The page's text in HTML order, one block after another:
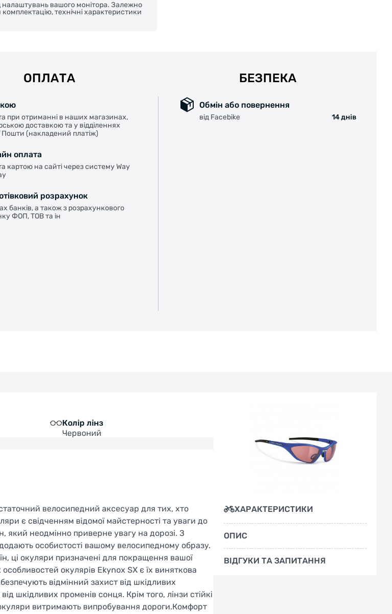
налаштувань вашого монітора. Залежно
технічні характеристики
ОПЛАТА
при отриманні в наших магазинах,
доставкою та у відділеннях
Пошти (накладений платіж)
оплата
картою на сайті через систему Way
розрахунок
банків, а також з розрахункового
ФОП, ТОВ та ін
БЕЗПЕКА
Обмін або повернення
від Facebike 14 днів
Колір лінз
Червоний
велосипедний аксесуар для тих, хто
є свідченням відомої майстерності та уваги до
який неодмінно приверне увагу на дорозі. З
особистості вашому велосипедному образу.
ці окуляри призначені для покращення вашої
окулярів Ekynox SX є їх виняткова
відмінний захист від шкідливих
шкідливих променів сонця. Крім того, лінзи стійкі
витримають випробування дороги.Комфорт
ХАРАКТЕРИСТИКИ
ОПИС
ВІДГУКИ ТА ЗАПИТАННЯ